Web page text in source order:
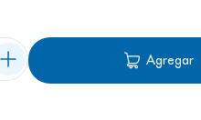
Agregar